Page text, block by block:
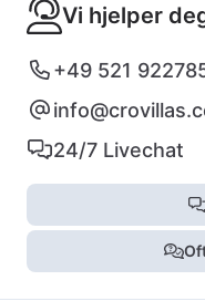
Vi hjelper
+49 521
24/7 Livechat